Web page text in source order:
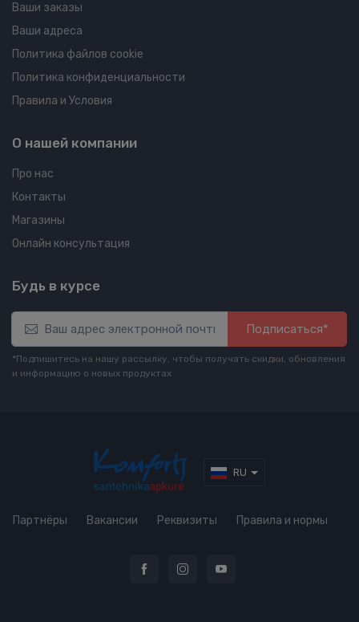
Ваши заказы
Ваши адреса
Политика файлов cookie
Политика конфиденциальности
Правила и Условия
О нашей компании
Про нас
Контакты
Магазины
Онлайн консультация
Будь в курсе
Подписаться*
*Подпишитесь на нашу рассылку, чтобы получать скидки, обновления
и информацию о новых продуктах
RU
Партнёры Вакансии Реквизиты Правила и нормы